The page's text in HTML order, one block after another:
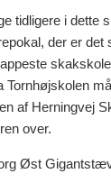
tidligere i dette
der er det
Tornhøjskolen
af Herningvej
over.
Øst